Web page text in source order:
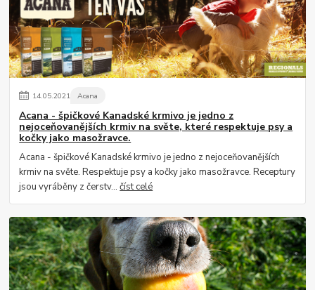
14.05.2021 Acana
Acana - špičkové Kanadské krmivo je jedno z
nejoceňovanějších krmiv na světe, které respektuje psy a
kočky jako masožravce.
Acana - špičkové Kanadské krmivo je jedno z nejoceňovanějších
krmiv na světe. Respektuje psy a kočky jako masožravce. Receptury
jsou vyráběny z čerstv...číst celé